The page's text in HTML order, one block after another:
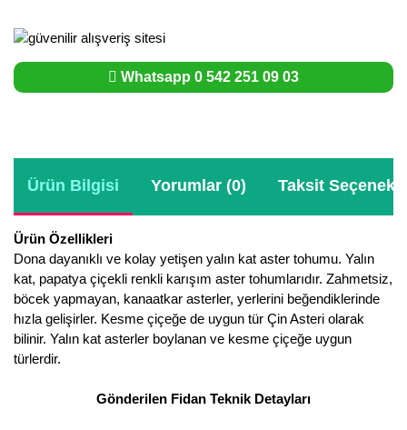
Whatsapp 0 542 251 09 03
Ürün Bilgisi Yorumlar (0) Taksit
Ürün Özellikleri
Dona dayanıklı ve kolay yetişen yalın kat aster tohumu. Yalın
kat, papatya çiçekli renkli karışım aster tohumlarıdır. Zahmetsiz,
böcek yapmayan, kanaatkar asterler, yerlerini beğendiklerinde
hızla gelişirler. Kesme çiçeğe de uygun tür Çin Asteri olarak
bilinir. Yalın kat asterler boylanan ve kesme çiçeğe uygun
türlerdir.
Gönderilen Fidan Teknik Detayları